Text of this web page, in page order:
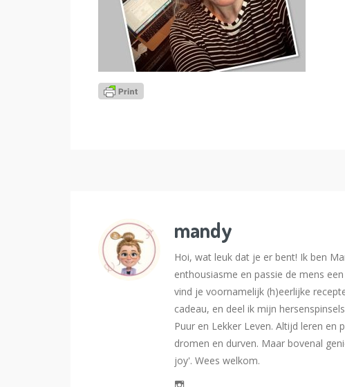
mandy
Hoi, wat leuk dat je er bent! Ik ben
enthousiasme en passie de mens
vind je voornamelijk (h)eerlijke
cadeau, en deel ik mijn
Puur en Lekker Leven. Altijd leren en
dromen en durven. Maar bovenal
joy'. Wees welkom.